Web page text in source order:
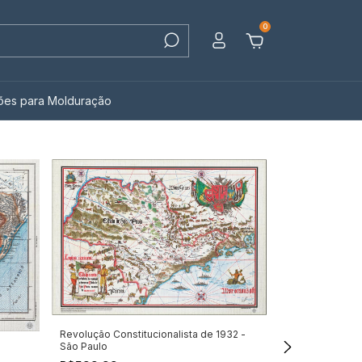
0
para Molduração
Revolução Constitucionalista de 1932 -
São Paulo
Terra Brasilis